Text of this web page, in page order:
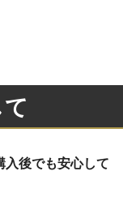
後でも安心して